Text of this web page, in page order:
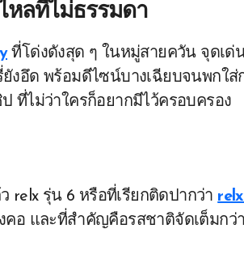
ลที่ไม่ธรรมดา
ที่โด่งดังสุด ๆ ในหมู่สายควัน จุดเด่
อึด พร้อมดีไซน์บางเฉียบจนพกใส่ก
ที่ไม่ว่าใครก็อยากมีไว้ครอบครอง
relx รุ่น 6 หรือที่เรียกติดปากว่า
อ และที่สำคัญคือรสชาติจัดเต็มกว่